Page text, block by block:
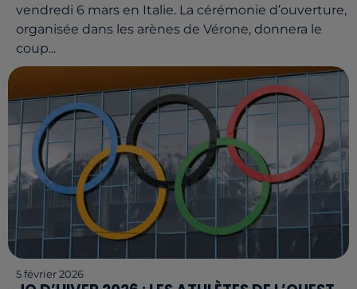
vendredi 6 mars en Italie. La cérémonie d’ouverture,
organisée dans les arènes de Vérone, donnera le
coup...
5 février 2026